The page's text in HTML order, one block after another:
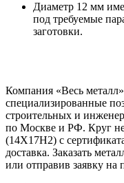
Диаметр 12 мм
под требуемые
заготовки.
Компания «Весь
специализированные
строительных и
по Москве и РФ. Круг
(14Х17Н2) с
доставка. Заказать
или отправив заявку на